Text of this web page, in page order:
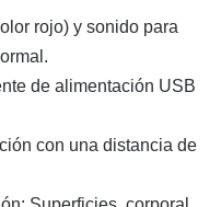
rojo) y sonido para
de alimentación USB
con una distancia de